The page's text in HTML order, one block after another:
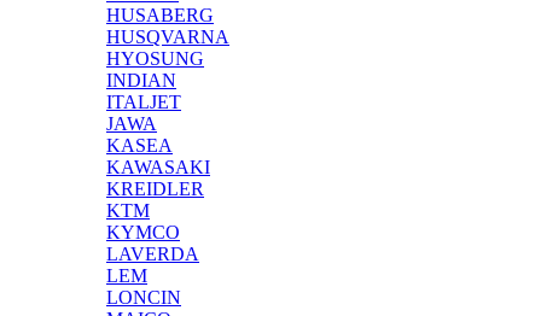
HUSABERG
HUSQVARNA
HYOSUNG
INDIAN
ITALJET
JAWA
KASEA
KAWASAKI
KREIDLER
KTM
KYMCO
LAVERDA
LEM
LONCIN